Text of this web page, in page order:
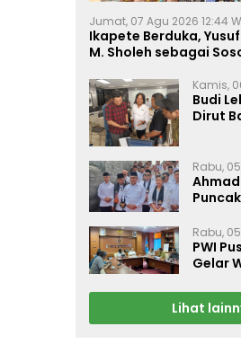
Jumat, 07 Agu 2026 12:44
Ikapete Berduka,
M. Sholeh sebagai
Kamis,
Budi
Dirut
Makin
Rabu,
Rabu,
PWI
Gelar
Inklusi
Lihat